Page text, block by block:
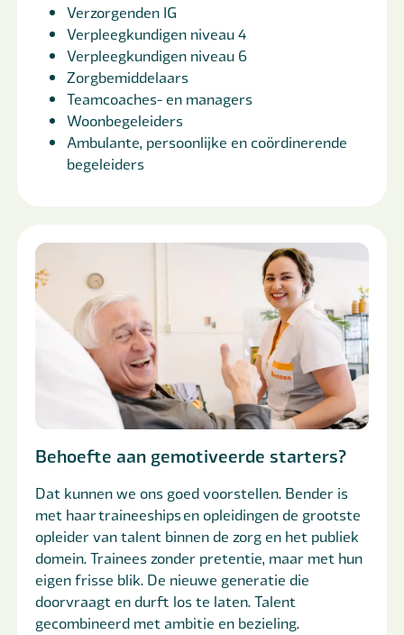
Verzorgenden IG
Verpleegkundigen niveau 4
Verpleegkundigen niveau 6
Zorgbemiddelaars
Teamcoaches- en managers
Woonbegeleiders
Ambulante, persoonlijke en coördinerende
begeleiders
Behoefte aan gemotiveerde starters?
Dat kunnen we ons goed voorstellen. Bender is
met haar traineeships en opleidingen de grootste
opleider van talent binnen de zorg en het publiek
domein. Trainees zonder pretentie, maar met hun
eigen frisse blik. De nieuwe generatie die
doorvraagt en durft los te laten. Talent
gecombineerd met ambitie en bezieling.